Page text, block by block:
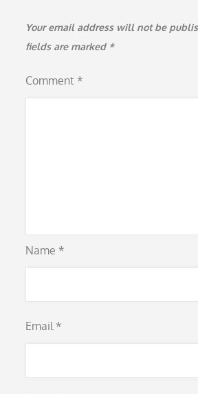
Your email address will not be
fields are marked *
Comment *
Name *
Email *